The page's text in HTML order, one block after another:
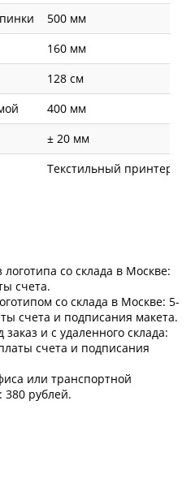
500 мм
160 мм
128 см
400 мм
± 20 мм
Текстильный принтер
со склада в Москве:
счета.
со склада в Москве: 5-
счета и подписания макета.
и с удаленного склада:
счета и подписания
или транспортной
рублей.